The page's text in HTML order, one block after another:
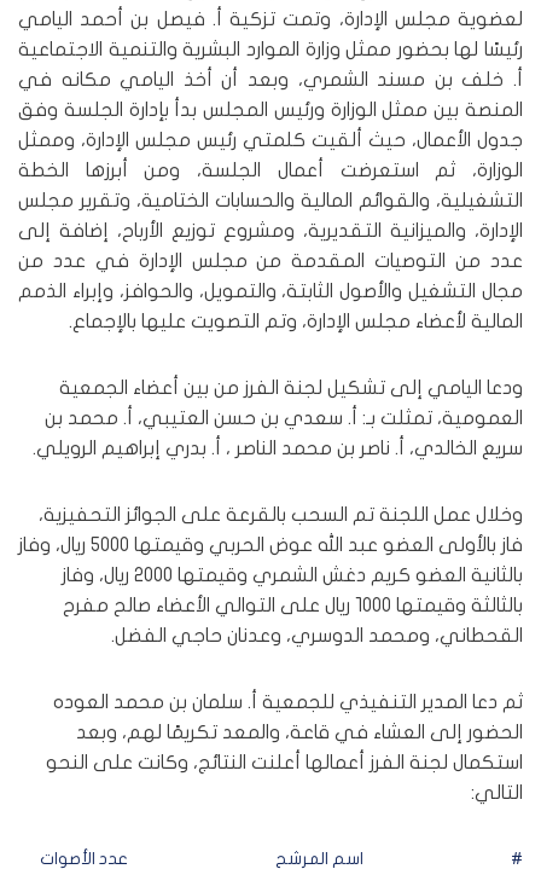
لعضوية مجلس الإدارة، وتمت تزكية أ. فيصل بن أحمد اليامي
رئيسًا لها بحضور ممثل وزارة الموارد البشرية والتنمية الاجتماعية
أ. خلف بن مسند الشمري، وبعد أن أخذ اليامي مكانه في
المنصة بين ممثل الوزارة ورئيس المجلس بدأ بإدارة الجلسة وفق
جدول الأعمال، حيث ألقيت كلمتي رئيس مجلس الإدارة، وممثل
الوزارة، ثم استعرضت أعمال الجلسة، ومن أبرزها الخطة
التشغيلية، والقوائم المالية والحسابات الختامية، وتقرير مجلس
الإدارة، والميزانية التقديرية، ومشروع توزيع الأرباح، إضافة إلى
عدد من التوصيات المقدمة من مجلس الإدارة في عدد من
مجال التشغيل والأصول الثابتة، والتمويل، والحوافز، وإبراء الذمم
المالية لأعضاء مجلس الإدارة، وتم التصويت عليها بالإجماع.
ودعا اليامي إلى تشكيل لجنة الفرز من بين أعضاء الجمعية
العمومية، تمثلت بـ: أ. سعدي بن حسن العتيبي، أ. محمد بن
سريع الخالدي، أ. ناصر بن محمد الناصر ، أ. بدري إبراهيم الرويلي.
وخلال عمل اللجنة تم السحب بالقرعة على الجوائز التحفيزية،
فاز بالأولى العضو عبد الله عوض الحربي وقيمتها ٥٠٠٠ ريال، وفاز
بالثانية العضو كريم دغش الشمري وقيمتها ٢٠٠٠ ريال، وفاز
بالثالثة وقيمتها ١٠٠٠ ريال على التوالي الأعضاء صالح مفرح
القحطاني، ومحمد الدوسري، وعدنان حاجي الفضل.
ثم دعا المدير التنفيذي للجمعية أ. سلمان بن محمد العوده
الحضور إلى العشاء في قاعة، والمعد تكريمًا لهم، وبعد
استكمال لجنة الفرز أعمالها أعلنت النتائج، وكانت على النحو
التالي:
# اسم المرشح
عدد الأصوات